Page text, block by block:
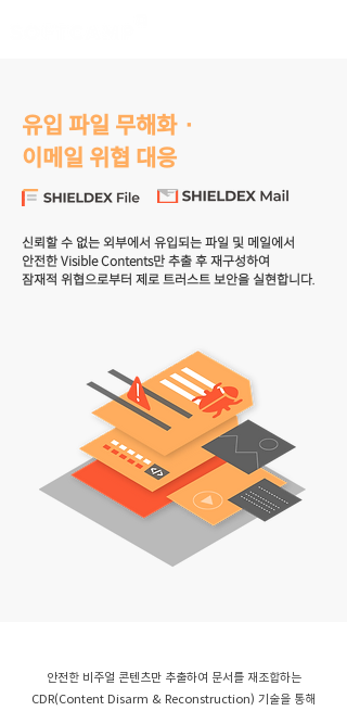
유입 파일 무해화 ·
이메일 위협 대응
신뢰할 수 없는 외부에서 유입되는 파일 및 메일에서
안전한 Visible Contents만 추출 후 재구성하여
잠재적 위협으로부터 제로 트러스트 보안을 실현합니다.
안전한 비주얼 콘텐츠만 추출하여 문서를 재조합하는
CDR(Content Disarm & Reconstruction) 기술을 통해